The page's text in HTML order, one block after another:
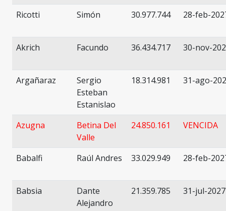
Ricotti Simón 30.977.744 28-feb-
Akrich Facundo 36.434.717 30-nov-
Argañaraz
Sergio
Esteban
Estanislao
18.314.981 31-ago-
Azugna
Betina Del
Valle
24.850.161 VENCIDA
Babalfi Raúl Andres 33.029.949 28-feb-
Babsia
Dante
Alejandro
21.359.785 31-jul-2027